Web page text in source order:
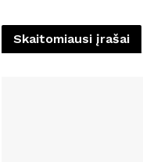
Skaitomiausi įrašai